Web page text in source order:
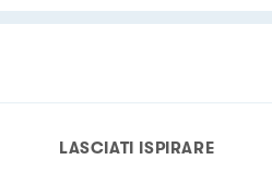
LASCIATI ISPIRARE